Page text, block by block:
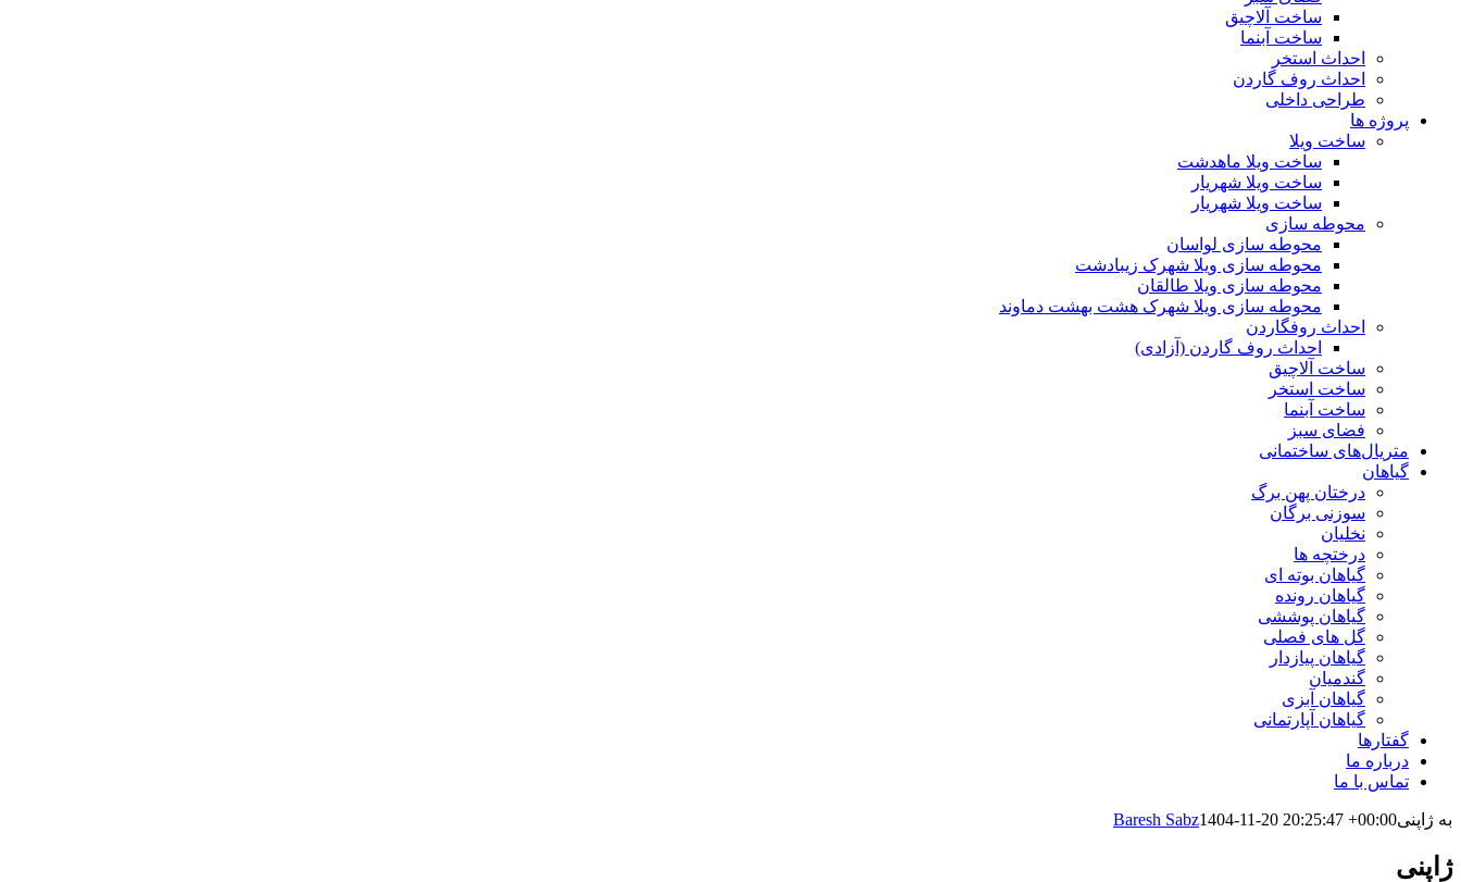
ساخت آلاچیق
ساخت آبنما
احداث استخر
احداث روف گاردن
طراحی داخلی
پروژه ها
ساخت ویلا
ساخت ویلا ماهدشت
ساخت ویلا شهریار
ساخت ویلا شهریار
محوطه سازی
محوطه سازی لواسان
محوطه سازی ویلا شهرک زیبادشت
محوطه سازی ویلا طالقان
محوطه سازی ویلا شهرک هشت بهشت دماوند
احداث روفگاردن
احداث روف گاردن (آزادی)
ساخت آلاچیق
ساخت استخر
ساخت آبنما
فضای سبز
متریال‌های ساختمانی
گیاهان
درختان پهن برگ
سوزنی برگان
نخلیان
درختچه ها
گیاهان بوته ای
گیاهان رونده
گیاهان پوششی
گل های فصلی
گیاهان پیازدار
گندمیان
گیاهان آبزی
گیاهان آپارتمانی
گفتارها
درباره ما
تماس با ما
به ژاپنی Baresh Sabz1404-11-20 20:25:47 +00:00
ژاپنی